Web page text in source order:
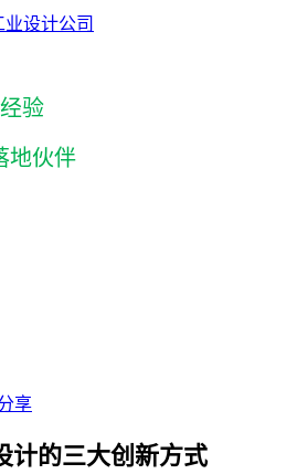
验
地伙伴
享
计的三大创新方式